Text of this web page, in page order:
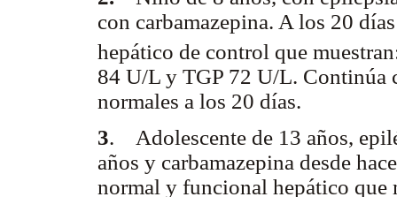
con carbamazepina. A los 20
hepático de control que
84 U/L y TGP 72 U/L. Continúa
normales a los 20 días.
3. Adolescente de 13 años,
años y carbamazepina desde
normal y funcional hepático